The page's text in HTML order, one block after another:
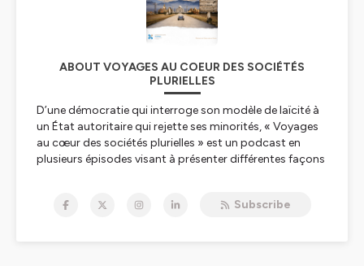
ABOUT VOYAGES AU COEUR DES SOCIÉTÉS
PLURIELLES
D’une démocratie qui interroge son modèle de laïcité à
un État autoritaire qui rejette ses minorités, « Voyages
au cœur des sociétés plurielles » est un podcast en
plusieurs épisodes visant à présenter différentes façons
Subscribe